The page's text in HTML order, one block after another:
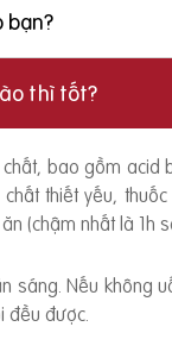
bạn?
thì tốt?
bao gồm acid
thiết yếu,
(chậm nhất là 1h
sáng. Nếu không
đều được.